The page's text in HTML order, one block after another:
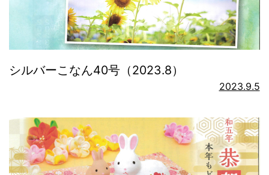
シルバーこなん40号（2023.8）
2023.9.5